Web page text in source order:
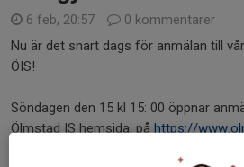
6 feb, 20:57
0 kommentarer
Nu är det snart dags för anmälan till
ÖIS!
Söndagen den 15 kl 15: 00 öppnar
Ölmstad IS hemsida, påhttps://